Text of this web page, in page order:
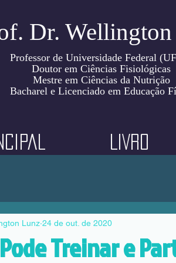
Dr.
Professor de Universidade Federal
Doutor em Ciências Fisiológicas
Mestre em Ciências da Nutrição
Bacharel e Licenciado em Educação
LIVRO
Pode Treinar e
Lunz 24 de out. de 2020